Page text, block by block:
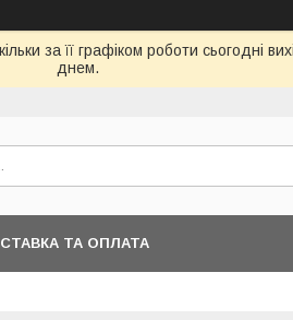
за її графіком роботи сьогодні
днем.
ТА ОПЛАТА